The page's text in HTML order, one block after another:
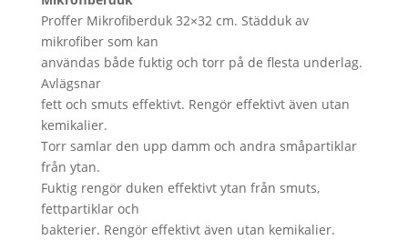
Proffer Mikrofiberduk 32×32 cm. Städduk av
mikrofiber som kan
användas både fuktig och torr på de flesta underlag.
Avlägsnar
fett och smuts effektivt. Rengör effektivt även utan
kemikalier.
Torr samlar den upp damm och andra småpartiklar
från ytan.
Fuktig rengör duken effektivt ytan från smuts,
fettpartiklar och
bakterier. Rengör effektivt även utan kemikalier.